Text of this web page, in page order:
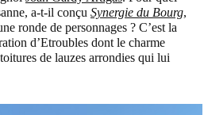
a-t-il conçu Synergie du Bourg,
ronde de personnages ? C’est la
d’Etroubles dont le charme
de lauzes arrondies qui lui